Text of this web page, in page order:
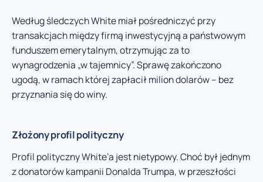
Według śledczych White miał pośredniczyć przy
transakcjach między firmą inwestycyjną a państwowym
funduszem emerytalnym, otrzymując za to
wynagrodzenia „w tajemnicy”. Sprawę zakończono
ugodą, w ramach której zapłacił milion dolarów – bez
przyznania się do winy.
Złożony profil polityczny
Profil polityczny White’a jest nietypowy. Choć był jednym
z donatorów kampanii Donalda Trumpa, w przeszłości